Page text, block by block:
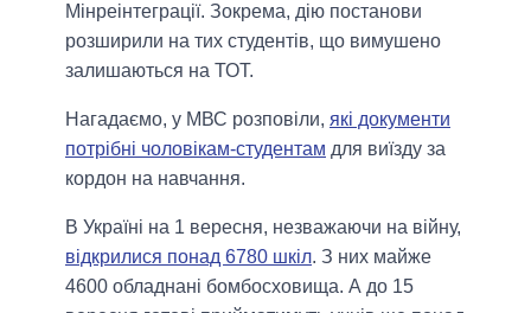
Мінреінтеграції. Зокрема, дію постанови
розширили на тих студентів, що вимушено
залишаються на ТОТ.
Нагадаємо, у МВС розповіли, які документи
потрібні чоловікам-студентам для виїзду за
кордон на навчання.
В Україні на 1 вересня, незважаючи на війну,
відкрилися понад 6780 шкіл. З них майже
4600 обладнані бомбосховища. А до 15